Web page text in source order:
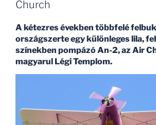
Church
A kétezres években többfelé
országszerte egy különleges lila,
színekben pompázó An-2, az Air
magyarul Légi Templom.